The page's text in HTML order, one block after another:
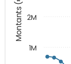
Montants (€)
1M
2M